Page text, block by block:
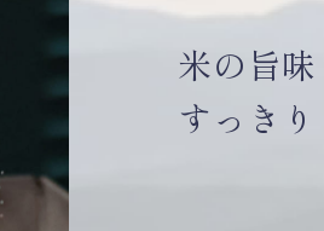
米の旨
すっき